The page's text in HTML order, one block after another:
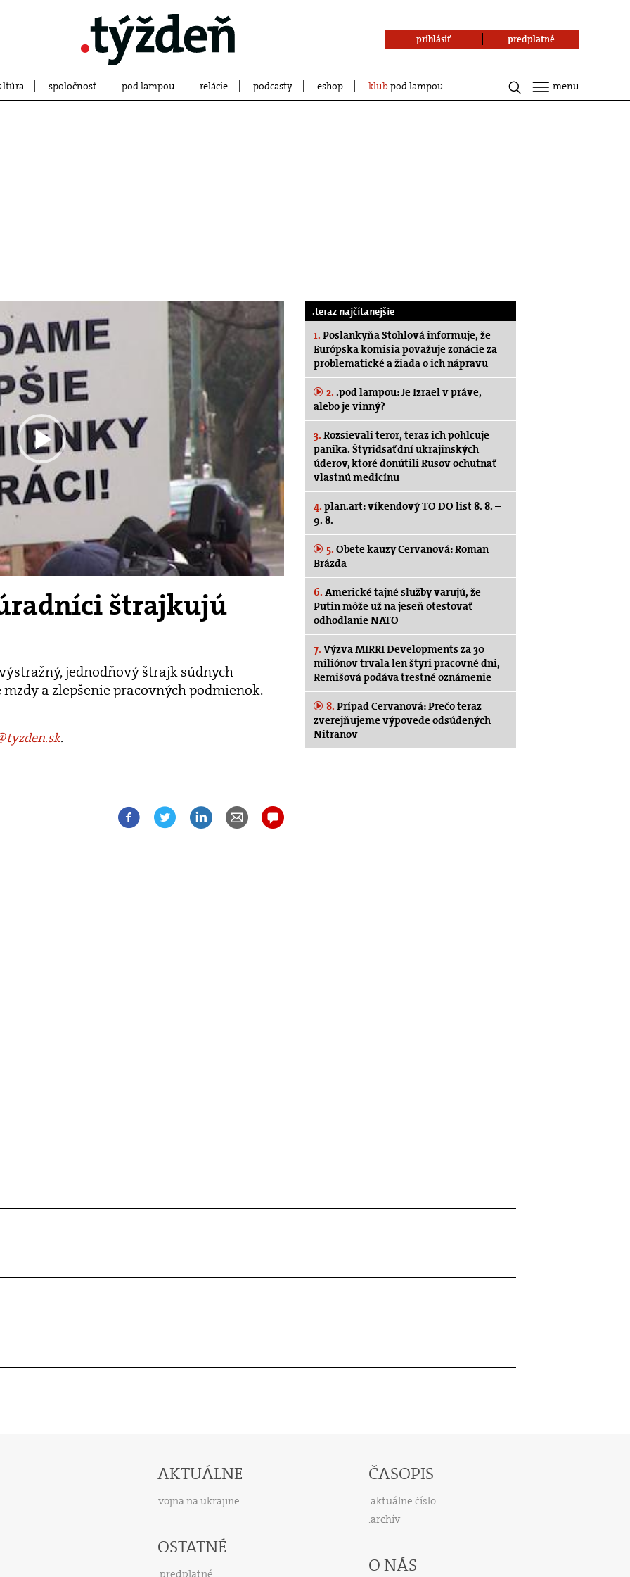
spoločnosť pod lampou relácie podcasty eshop klubpod lampou
prihlásiť predplatné
menu
Play
Video
štrajkujú
jednodňový štrajk súdnych
a zlepšenie pracovných podmienok.
.
.teraz najčítanejšie
1. Poslankyňa Stohlová informuje, že
Európska komisia považuje zonácie za
problematické a žiada o ich nápravu
2. .pod lampou: Je Izrael v práve,
alebo je vinný?
3. Rozsievali teror, teraz ich pohlcuje
panika. Štyridsať dní ukrajinských
úderov, ktoré donútili Rusov ochutnať
vlastnú medicínu
4. plan.art: víkendový TO DO list 8. 8. –
9. 8.
5. Obete kauzy Cervanová: Roman
Brázda
6. Americké tajné služby varujú, že
Putin môže už na jeseň otestovať
odhodlanie NATO
7. Výzva MIRRI Developments za 30
miliónov trvala len štyri pracovné dni,
Remišová podáva trestné oznámenie
8. Prípad Cervanová: Prečo teraz
zverejňujeme výpovede odsúdených
Nitranov
AKTUÁLNE
vojna na ukrajine
OSTATNÉ
predplatné
ČASOPIS
aktuálne číslo
archív
O NÁS